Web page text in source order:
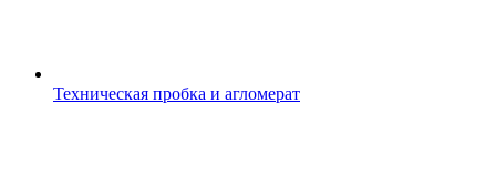
Техническая пробка и агломерат